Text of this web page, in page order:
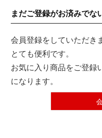
まだご登録がお済みでな
会員登録をしていただき
とても便利です。
お気に入り商品をご登録
になります。